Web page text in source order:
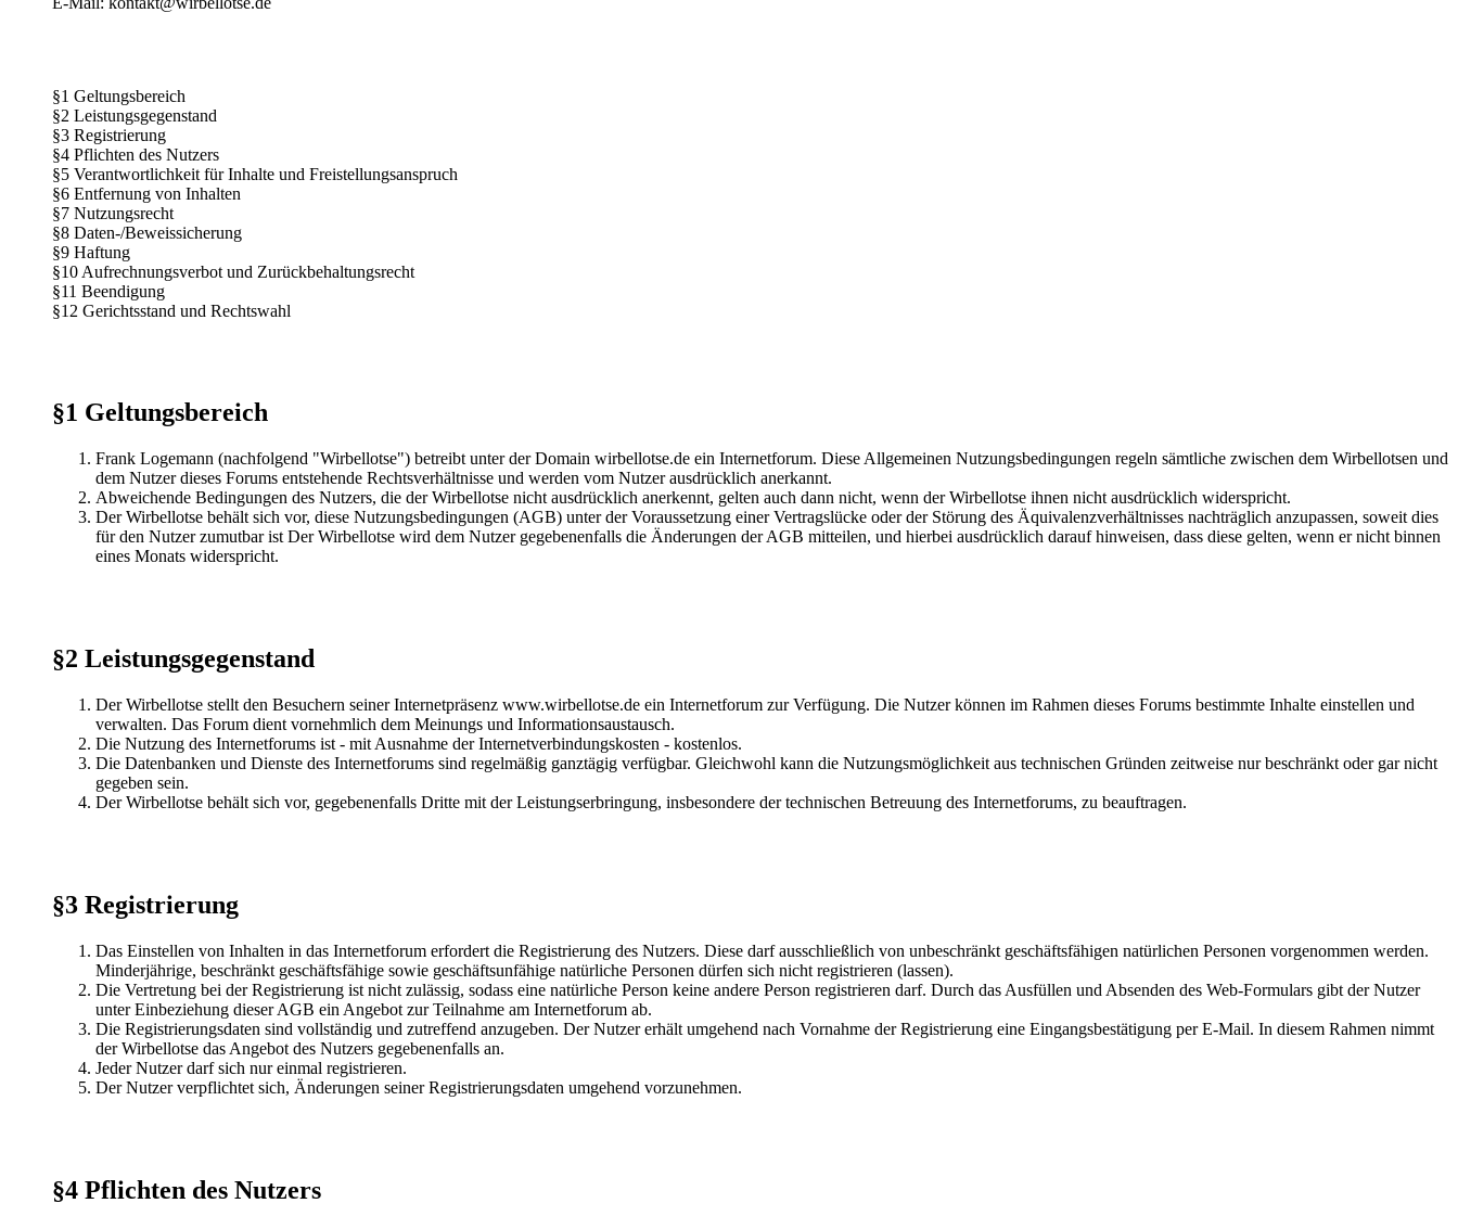
§1 Geltungsbereich
§2 Leistungsgegenstand
§3 Registrierung
§4 Pflichten des Nutzers
§5 Verantwortlichkeit für Inhalte und Freistellungsanspruch
§6 Entfernung von Inhalten
§7 Nutzungsrecht
§8 Daten-/Beweissicherung
§9 Haftung
§10 Aufrechnungsverbot und Zurückbehaltungsrecht
§11 Beendigung
§12 Gerichtsstand und Rechtswahl
§1 Geltungsbereich
Frank Logemann (nachfolgend "Wirbellotse") betreibt unter der Domain wirbellotse.de ein Internetforum. Diese Allgemeinen Nutzungsbedingungen regeln sämtliche zwischen dem Wirbellotsen und
dem Nutzer dieses Forums entstehende Rechtsverhältnisse und werden vom Nutzer ausdrücklich anerkannt.
Abweichende Bedingungen des Nutzers, die der Wirbellotse nicht ausdrücklich anerkennt, gelten auch dann nicht, wenn der Wirbellotse ihnen nicht ausdrücklich widerspricht.
Der Wirbellotse behält sich vor, diese Nutzungsbedingungen (AGB) unter der Voraussetzung einer Vertragslücke oder der Störung des Äquivalenzverhältnisses nachträglich anzupassen, soweit dies
für den Nutzer zumutbar ist Der Wirbellotse wird dem Nutzer gegebenenfalls die Änderungen der AGB mitteilen, und hierbei ausdrücklich darauf hinweisen, dass diese gelten, wenn er nicht binnen
eines Monats widerspricht.
§2 Leistungsgegenstand
Der Wirbellotse stellt den Besuchern seiner Internetpräsenz www.wirbellotse.de ein Internetforum zur Verfügung. Die Nutzer können im Rahmen dieses Forums bestimmte Inhalte einstellen und
verwalten. Das Forum dient vornehmlich dem Meinungs und Informationsaustausch.
Die Nutzung des Internetforums ist - mit Ausnahme der Internetverbindungskosten - kostenlos.
Die Datenbanken und Dienste des Internetforums sind regelmäßig ganztägig verfügbar. Gleichwohl kann die Nutzungsmöglichkeit aus technischen Gründen zeitweise nur beschränkt oder gar nicht
gegeben sein.
Der Wirbellotse behält sich vor, gegebenenfalls Dritte mit der Leistungserbringung, insbesondere der technischen Betreuung des Internetforums, zu beauftragen.
§3 Registrierung
Das Einstellen von Inhalten in das Internetforum erfordert die Registrierung des Nutzers. Diese darf ausschließlich von unbeschränkt geschäftsfähigen natürlichen Personen vorgenommen werden.
Minderjährige, beschränkt geschäftsfähige sowie geschäftsunfähige natürliche Personen dürfen sich nicht registrieren (lassen).
Die Vertretung bei der Registrierung ist nicht zulässig, sodass eine natürliche Person keine andere Person registrieren darf. Durch das Ausfüllen und Absenden des Web-Formulars gibt der Nutzer
unter Einbeziehung dieser AGB ein Angebot zur Teilnahme am Internetforum ab.
Die Registrierungsdaten sind vollständig und zutreffend anzugeben. Der Nutzer erhält umgehend nach Vornahme der Registrierung eine Eingangsbestätigung per E-Mail. In diesem Rahmen nimmt
der Wirbellotse das Angebot des Nutzers gegebenenfalls an.
Jeder Nutzer darf sich nur einmal registrieren.
Der Nutzer verpflichtet sich, Änderungen seiner Registrierungsdaten umgehend vorzunehmen.
§4 Pflichten des Nutzers